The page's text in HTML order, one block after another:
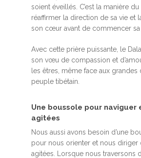
soient éveillés. C’est la manière
réaffirmer la direction de sa vie et
son cœur avant de commencer sa
Avec cette prière puissante, le
son vœu de compassion et
les êtres, même face aux grandes
peuple tibétain.
Une boussole pour naviguer
agitées
Nous aussi avons besoin d’une
pour nous orienter et nous diriger
agitées. Lorsque nous traversons